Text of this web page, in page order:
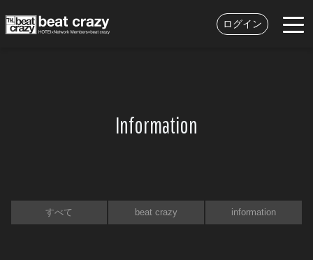
ログイン
Information
すべて beat crazy information